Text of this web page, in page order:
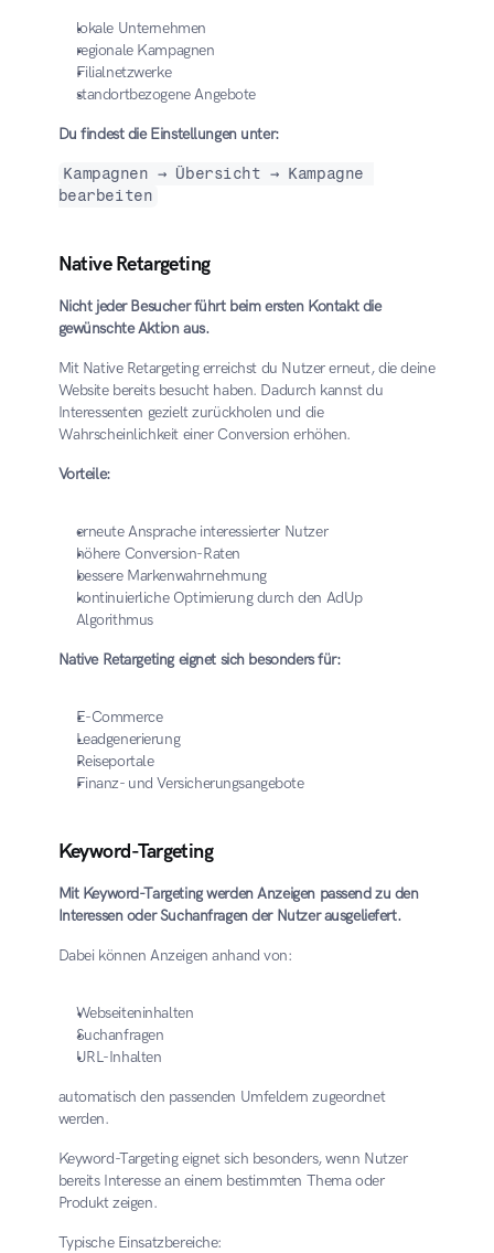
lokale Unternehmen
regionale Kampagnen
Filialnetzwerke
standortbezogene Angebote
Du findest die Einstellungen unter:
Kampagnen → Übersicht → Kampagne
bearbeiten
Native Retargeting
Nicht jeder Besucher führt beim ersten Kontakt die
gewünschte Aktion aus.
Mit Native Retargeting erreichst du Nutzer erneut, die deine
Website bereits besucht haben. Dadurch kannst du
Interessenten gezielt zurückholen und die
Wahrscheinlichkeit einer Conversion erhöhen.
Vorteile:
erneute Ansprache interessierter Nutzer
höhere Conversion-Raten
bessere Markenwahrnehmung
kontinuierliche Optimierung durch den AdUp
Algorithmus
Native Retargeting eignet sich besonders für:
E-Commerce
Leadgenerierung
Reiseportale
Finanz- und Versicherungsangebote
Keyword-Targeting
Mit Keyword-Targeting werden Anzeigen passend zu den
Interessen oder Suchanfragen der Nutzer ausgeliefert.
Dabei können Anzeigen anhand von:
Webseiteninhalten
Suchanfragen
URL-Inhalten
automatisch den passenden Umfeldern zugeordnet
werden.
Keyword-Targeting eignet sich besonders, wenn Nutzer
bereits Interesse an einem bestimmten Thema oder
Produkt zeigen.
Typische Einsatzbereiche: